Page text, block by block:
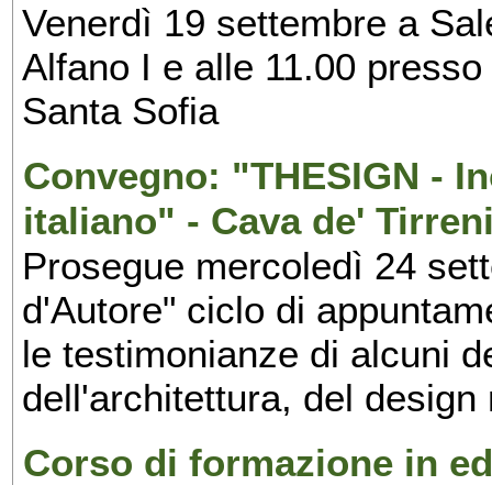
Venerdì 19 settembre a
Alfano I e alle 11.00
Santa Sofia
Convegno: "THESIGN -
italiano" - Cava de'
Prosegue mercoledì 24
d'Autore" ciclo di
le testimonianze di alcuni
dell'architettura, del
Corso di formazione in